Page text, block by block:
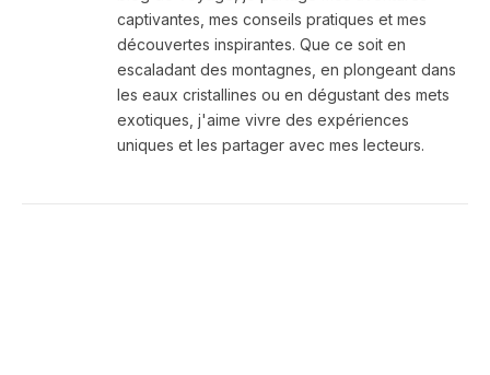
captivantes, mes conseils pratiques et mes
découvertes inspirantes. Que ce soit en
escaladant des montagnes, en plongeant dans
les eaux cristallines ou en dégustant des mets
exotiques, j'aime vivre des expériences
uniques et les partager avec mes lecteurs.